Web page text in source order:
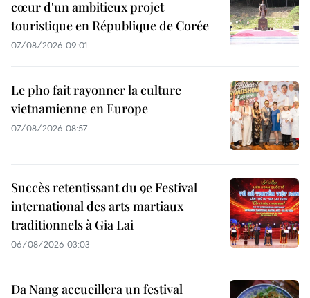
cœur d'un ambitieux projet
touristique en République de Corée
07/08/2026 09:01
Le pho fait rayonner la culture
vietnamienne en Europe
07/08/2026 08:57
Succès retentissant du 9e Festival
international des arts martiaux
traditionnels à Gia Lai
06/08/2026 03:03
Da Nang accueillera un festival